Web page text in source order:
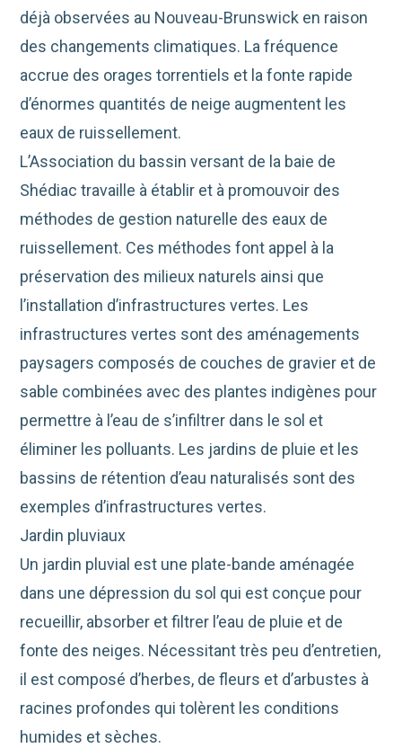
déjà observées au Nouveau-Brunswick en raison
des changements climatiques. La fréquence
accrue des orages torrentiels et la fonte rapide
d’énormes quantités de neige augmentent les
eaux de ruissellement.
L’Association du bassin versant de la baie de
Shédiac travaille à établir et à promouvoir des
méthodes de gestion naturelle des eaux de
ruissellement. Ces méthodes font appel à la
préservation des milieux naturels ainsi que
l’installation d’infrastructures vertes. Les
infrastructures vertes sont des aménagements
paysagers composés de couches de gravier et de
sable combinées avec des plantes indigènes pour
permettre à l’eau de s’infiltrer dans le sol et
éliminer les polluants. Les jardins de pluie et les
bassins de rétention d’eau naturalisés sont des
exemples d’infrastructures vertes.
Jardin pluviaux
Un jardin pluvial est une plate-bande aménagée
dans une dépression du sol qui est conçue pour
recueillir, absorber et filtrer l’eau de pluie et de
fonte des neiges. Nécessitant très peu d’entretien,
il est composé d’herbes, de fleurs et d’arbustes à
racines profondes qui tolèrent les conditions
humides et sèches.